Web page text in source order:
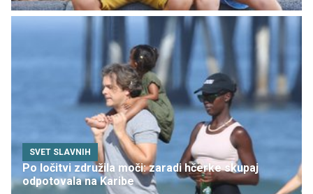
SVET SLAVNIH
Po ločitvi združila moči: zaradi hčerke skupaj
odpotovala na Karibe